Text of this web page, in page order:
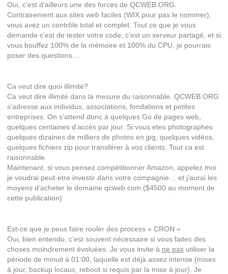
Oui, c’est d’ailleurs une des forces de QCWEB.ORG.
Contrairement aux sites web faciles (WIX pour pas le nommer),
vous avez un contrôle total et complet. Tout ce que je vous
demande c’est de tester votre code, c’est un serveur partagé, et si
vous bouffez 100% de la mémoire et 100% du CPU, je pourrais
poser des questions…
Ca veut dire quoi illimité?
Ca veut dire illimité dans la mesure du raisonnable. QCWEB.ORG
s’adresse aux individus, associations, fondations et petites
entreprises. On s’attend donc à quelques Go de pages web,
quelques centaines d’accès par jour. Si vous etes photographes
quelques dizaines de milliers de photos en jpg, quelques vidéos,
quelques fichiers zip pour transférer à vos clients. Tout ca est
raisonnable.
Maintenant, si vous pensez compétitionner Amazon, appelez moi
je voudrai peut-etre investir dans votre compagnie… et j’aurai les
moyens d’acheter le domaine qcweb.com ($4500 au moment de
cette publication)
Est-ce que je peux faire rouler des process « CRON »
Oui, bien entendu, c’est souvent nécessaire si vous faites des
choses moindrement évoluées. Je vous invite à ne pasutiliser la
période de minuit à 01:00, laquelle est déjà assez intense (mises
à jour, backup locaux, reboot si requis par la mise à jour). Je